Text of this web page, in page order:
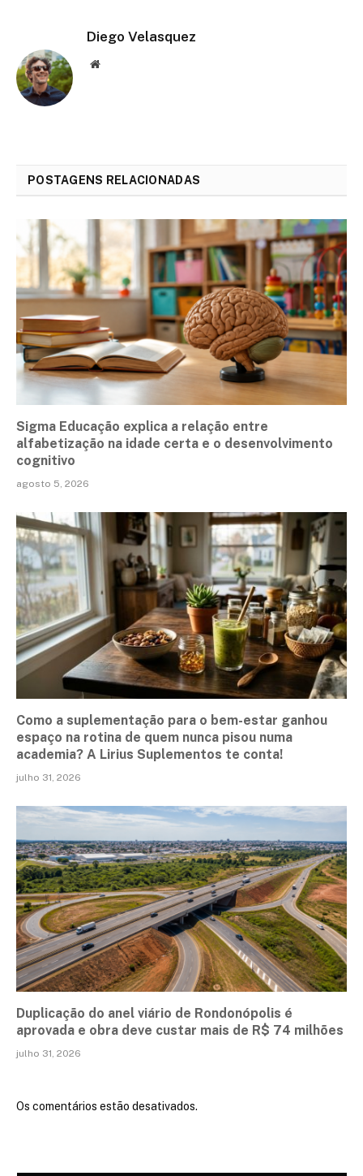
Diego Velasquez
Website
POSTAGENS RELACIONADAS
Sigma Educação explica a relação entre
alfabetização na idade certa e o desenvolvimento
cognitivo
agosto 5, 2026
Como a suplementação para o bem-estar ganhou
espaço na rotina de quem nunca pisou numa
academia? A Lirius Suplementos te conta!
julho 31, 2026
Duplicação do anel viário de Rondonópolis é
aprovada e obra deve custar mais de R$ 74 milhões
julho 31, 2026
Os comentários estão desativados.